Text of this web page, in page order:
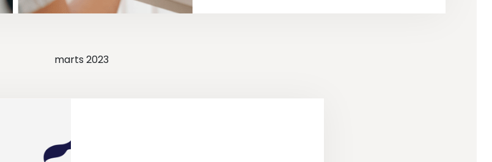
marts 2023